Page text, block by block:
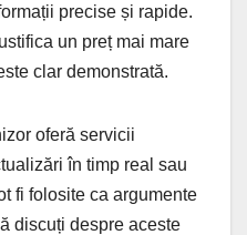
precise și rapide.
un preț mai mare
clar demonstrată.
oferă servicii
în timp real sau
fi folosite ca argumente
discuți despre aceste